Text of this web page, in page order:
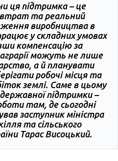
ця підтримка – це
та реальний
виробництва в
у складних умовах
компенсацію за
можуть не лише
а й планувати
робочі місця та
землі. Саме в цьому
підтримки –
там, де сьогодні
заступник міністра
та сільського
Тарас Висоцький.